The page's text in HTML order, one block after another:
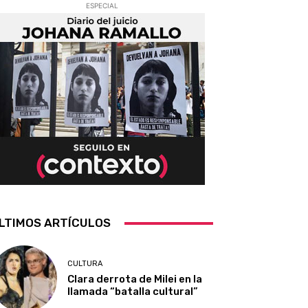
ESPECIAL
ARTÍCULOS
CULTURA
Clara derrota de Milei en la
llamada “batalla cultural”